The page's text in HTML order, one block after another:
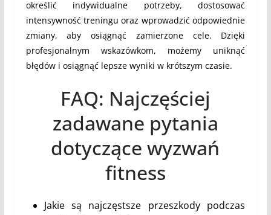
określić indywidualne potrzeby, dostosować
intensywność treningu oraz wprowadzić odpowiednie
zmiany, aby osiągnąć zamierzone cele. Dzięki
profesjonalnym wskazówkom, możemy uniknąć
błędów i osiągnąć lepsze wyniki w krótszym czasie.
FAQ: Najczęściej
zadawane pytania
dotyczące wyzwań
fitness
Jakie są najczęstsze przeszkody podczas